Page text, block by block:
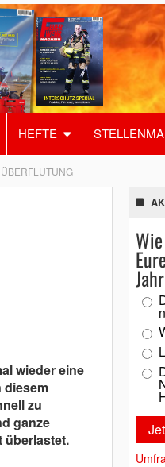
HEFTE
wieder eine
diesem
zu
ganze
überlastet.